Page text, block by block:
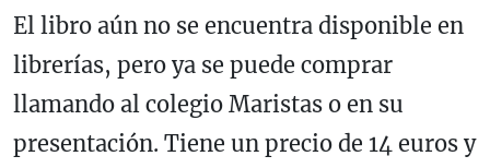
El libro aún no se encuentra disponible en
librerías, pero ya se puede comprar
llamando al colegio Maristas o en su
presentación. Tiene un precio de 14 euros y